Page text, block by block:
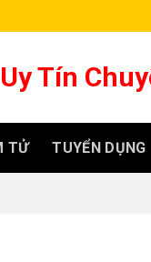
Tín
TỬ TUYỂN DỤNG